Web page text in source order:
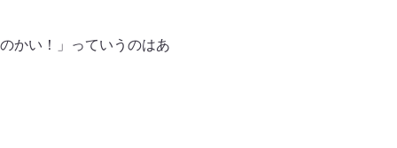
かい！」っていうのはあ